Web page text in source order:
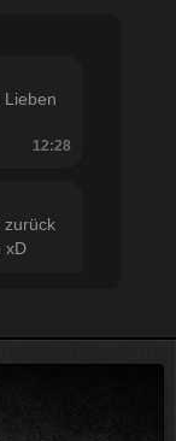
12:28
zurück
xD
13:47